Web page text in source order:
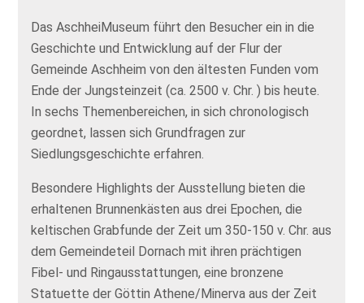
Das AschheiMuseum führt den Besucher ein in die
Geschichte und Entwicklung auf der Flur der
Gemeinde Aschheim von den ältesten Funden vom
Ende der Jungsteinzeit (ca. 2500 v. Chr. ) bis heute.
In sechs Themenbereichen, in sich chronologisch
geordnet, lassen sich Grundfragen zur
Siedlungsgeschichte erfahren.
Besondere Highlights der Ausstellung bieten die
erhaltenen Brunnenkästen aus drei Epochen, die
keltischen Grabfunde der Zeit um 350-150 v. Chr. aus
dem Gemeindeteil Dornach mit ihren prächtigen
Fibel- und Ringausstattungen, eine bronzene
Statuette der Göttin Athene/Minerva aus der Zeit